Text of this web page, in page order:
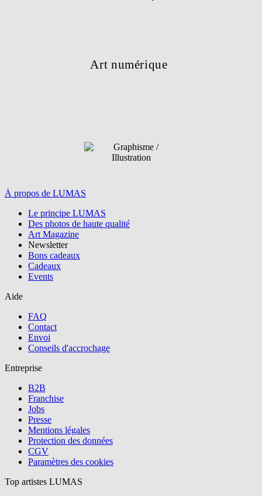
Art numérique
Graphisme /
À propos de LUMAS
Le principe LUMAS
Des photos de haute qualité
Art Magazine
Newsletter
Bons cadeaux
Cadeaux
Events
Aide
FAQ
Contact
Envoi
Conseils d'accrochage
Entreprise
B2B
Franchise
Jobs
Presse
Mentions légales
Protection des données
CGV
Paramètres des cookies
Top artistes LUMAS